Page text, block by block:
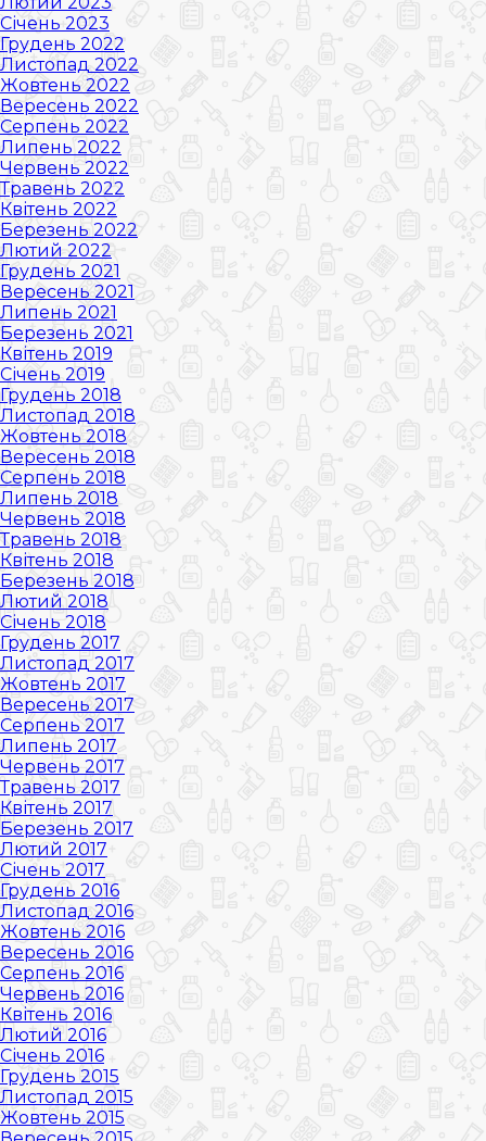
Січень 2023
Грудень 2022
Листопад 2022
Жовтень 2022
Вересень 2022
Серпень 2022
Липень 2022
Червень 2022
Травень 2022
Квітень 2022
Березень 2022
Лютий 2022
Грудень 2021
Вересень 2021
Липень 2021
Березень 2021
Квітень 2019
Січень 2019
Грудень 2018
Листопад 2018
Жовтень 2018
Вересень 2018
Серпень 2018
Липень 2018
Червень 2018
Травень 2018
Квітень 2018
Березень 2018
Лютий 2018
Січень 2018
Грудень 2017
Листопад 2017
Жовтень 2017
Вересень 2017
Серпень 2017
Липень 2017
Червень 2017
Травень 2017
Квітень 2017
Березень 2017
Лютий 2017
Січень 2017
Грудень 2016
Листопад 2016
Жовтень 2016
Вересень 2016
Серпень 2016
Червень 2016
Квітень 2016
Лютий 2016
Січень 2016
Грудень 2015
Листопад 2015
Жовтень 2015